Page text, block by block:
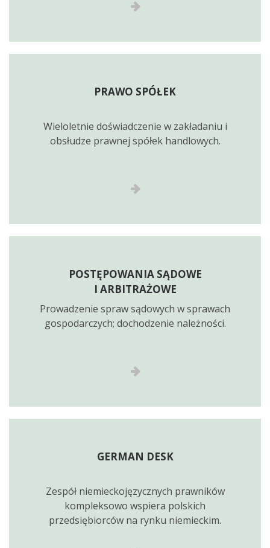
PRAWO SPÓŁEK
Wieloletnie doświadczenie w zakładaniu i
obsłudze prawnej spółek handlowych.
POSTĘPOWANIA SĄDOWE
I ARBITRAŻOWE
Prowadzenie spraw sądowych w sprawach
gospodarczych; dochodzenie należności.
GERMAN DESK
Zespół niemieckojęzycznych prawników
kompleksowo wspiera polskich
przedsiębiorców na rynku niemieckim.